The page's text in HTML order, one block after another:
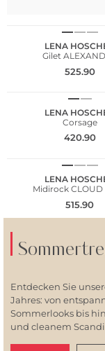
LENA
Gilet
525.90
LENA
Corsage
420.90
LENA
Midirock CLOUD
515.90
Entdecken Sie
Jahres: von
Sommerlooks bis
und cleanem